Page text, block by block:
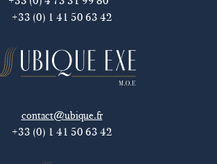
+33 (0) 1 41 50 63 42
contact@ubique.fr
+33 (0) 1 41 50 63 42